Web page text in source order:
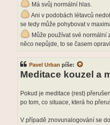
Má svůj normální hlas.
Ani v podobách létavců
se tedy může pohybovat v
Může používat své normální
něco nepůjde, to se časem
Pavel Urban píše:
Meditace kouzel a
Pokud je meditace (rest)
po tom, co situace, která ho
V případě znovunalogování se